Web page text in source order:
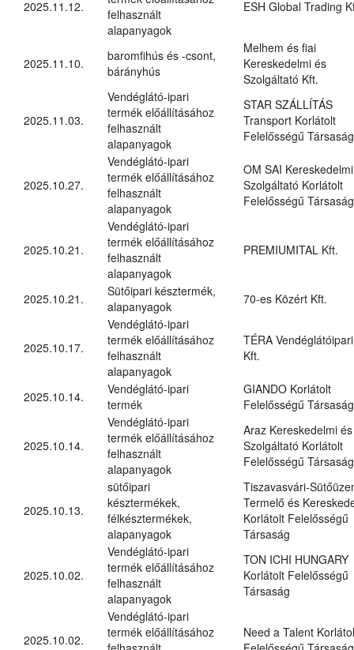
2025.11.12.
felhasznált
alapanyagok
ESH Global Trading
2025.11.10.
baromfihús és -csont,
bárányhús
Melhem és fiai
Kereskedelmi és
Szolgáltató Kft.
2025.11.03.
Vendéglátó-ipari
termék előállításához
felhasznált
alapanyagok
STAR SZÁLLÍTÁS
Transport Korlátolt
Felelősségű Társaság
2025.10.27.
Vendéglátó-ipari
termék előállításához
felhasznált
alapanyagok
OM SAI
Szolgáltató Korlátolt
Felelősségű Társaság
2025.10.21.
Vendéglátó-ipari
termék előállításához
felhasznált
alapanyagok
PREMIUMITAL Kft.
2025.10.21.
Sütőipari késztermék,
alapanyagok
70-es Közért Kft.
2025.10.17.
Vendéglátó-ipari
termék előállításához
felhasznált
alapanyagok
TÉRA Vendéglátóipari
Kft.
2025.10.14.
Vendéglátó-ipari
termék
GIANDO Korlátolt
Felelősségű Társaság
2025.10.14.
Vendéglátó-ipari
termék előállításához
felhasznált
alapanyagok
Araz Kereskedelmi és
Szolgáltató Korlátolt
Felelősségű Társaság
2025.10.13.
sütőipari
késztermékek,
félkésztermékek,
alapanyagok
Tiszavasvári-
Termelő és
Korlátolt Felelősségű
Társaság
2025.10.02.
Vendéglátó-ipari
termék előállításához
felhasznált
alapanyagok
TON ICHI HUNGARY
Korlátolt Felelősségű
Társaság
2025.10.02.
Vendéglátó-ipari
termék előállításához
Need a Talent